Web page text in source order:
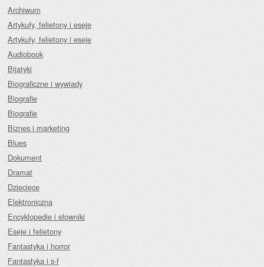
Archiwum
Artykuły, felietony i eseje
Artykuły, felietony i eseje
Audiobook
Bijatyki
Biograficzne i wywiady
Biografie
Biografie
Biznes i marketing
Blues
Dokument
Dramat
Dziecięce
Elektroniczna
Encyklopedie i słowniki
Eseje i felietony
Fantastyka i horror
Fantastyka i s-f